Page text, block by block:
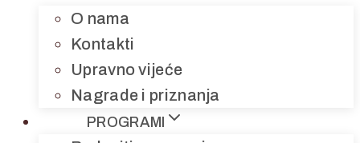
O nama
Kontakti
Upravno vijeće
Nagrade i priznanja
PROGRAMI